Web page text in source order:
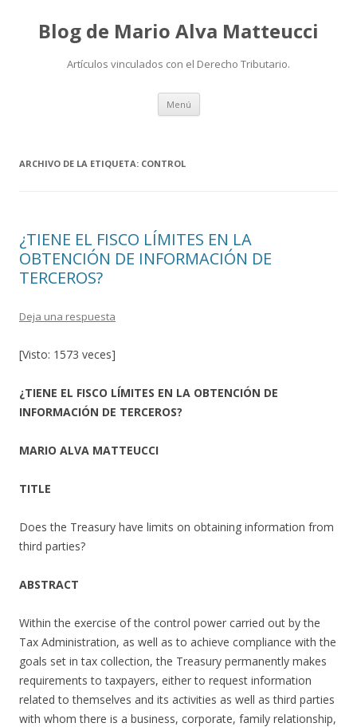
Blog de Mario Alva Matteucci
Artículos vinculados con el Derecho Tributario.
Menú Ir
contenido
ARCHIVO DE LA ETIQUETA: CONTROL
¿TIENE EL FISCO LÍMITES EN LA
OBTENCIÓN DE INFORMACIÓN DE
TERCEROS?
Deja una respuesta
[Visto: 1573 veces]
¿TIENE EL FISCO LÍMITES EN LA OBTENCIÓN DE
INFORMACIÓN DE TERCEROS?
MARIO ALVA MATTEUCCI
TITLE
Does the Treasury have limits on obtaining information from
third parties?
ABSTRACT
Within the exercise of the control power carried out by the
Tax Administration, as well as to achieve compliance with the
goals set in tax collection, the Treasury permanently makes
requirements to taxpayers, either to request information
related to themselves and its activities as well as third parties
with whom there is a business, corporate, family relationship,